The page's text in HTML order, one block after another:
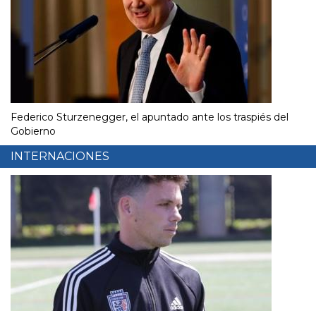
Federico Sturzenegger, el apuntado ante los traspiés del
Gobierno
INTERNACIONES